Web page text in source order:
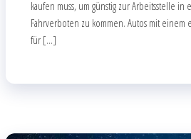
kaufen muss, um günstig zur Arbeitsstelle in
Fahrverboten zu kommen. Autos mit einem
für […]